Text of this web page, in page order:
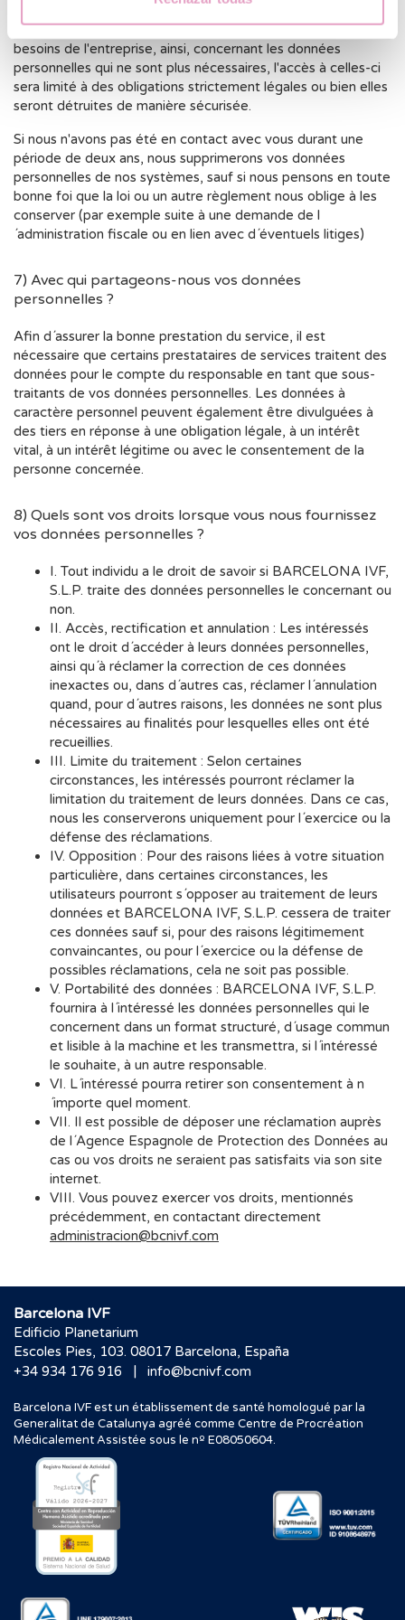
Nos périodes de conservation des données dépendent des
besoins de l'entreprise, ainsi, concernant les données
personnelles qui ne sont plus nécessaires, l'accès à celles-ci
sera limité à des obligations strictement légales ou bien elles
seront détruites de manière sécurisée.
Si nous n'avons pas été en contact avec vous durant une
période de deux ans, nous supprimerons vos données
personnelles de nos systèmes, sauf si nous pensons en toute
bonne foi que la loi ou un autre règlement nous oblige à les
conserver (par exemple suite à une demande de l
´administration fiscale ou en lien avec d´éventuels litiges)
7) Avec qui partageons-nous vos données
personnelles ?
Afin d´assurer la bonne prestation du service, il est
nécessaire que certains prestataires de services traitent des
données pour le compte du responsable en tant que sous-
traitants de vos données personnelles. Les données à
caractère personnel peuvent également être divulguées à
des tiers en réponse à une obligation légale, à un intérêt
vital, à un intérêt légitime ou avec le consentement de la
personne concernée.
8) Quels sont vos droits lorsque vous nous fournissez
vos données personnelles ?
I. Tout individu a le droit de savoir si BARCELONA IVF,
S.L.P. traite des données personnelles le concernant ou
non.
II. Accès, rectification et annulation : Les intéressés
ont le droit d´accéder à leurs données personnelles,
ainsi qu´à réclamer la correction de ces données
inexactes ou, dans d´autres cas, réclamer l´annulation
quand, pour d´autres raisons, les données ne sont plus
nécessaires au finalités pour lesquelles elles ont été
recueillies.
III. Limite du traitement : Selon certaines
circonstances, les intéressés pourront réclamer la
limitation du traitement de leurs données. Dans ce cas,
nous les conserverons uniquement pour l´exercice ou la
défense des réclamations.
IV. Opposition : Pour des raisons liées à votre situation
particulière, dans certaines circonstances, les
utilisateurs pourront s´opposer au traitement de leurs
données et BARCELONA IVF, S.L.P. cessera de traiter
ces données sauf si, pour des raisons légitimement
convaincantes, ou pour l´exercice ou la défense de
possibles réclamations, cela ne soit pas possible.
V. Portabilité des données : BARCELONA IVF, S.L.P.
fournira à l´intéressé les données personnelles qui le
concernent dans un format structuré, d´usage commun
et lisible à la machine et les transmettra, si l´intéressé
le souhaite, à un autre responsable.
VI. L´intéressé pourra retirer son consentement à n
´importe quel moment.
VII. Il est possible de déposer une réclamation auprès
de l´Agence Espagnole de Protection des Données au
cas ou vos droits ne seraient pas satisfaits via son site
internet.
VIII. Vous pouvez exercer vos droits, mentionnés
précédemment, en contactant directement
administracion@bcnivf.com
Barcelona IVF
Edificio Planetarium
Escoles Pies, 103. 08017 Barcelona, España
+34 934 176 916
| info@bcnivf.com
Barcelona IVF est un établissement de santé homologué par la
Generalitat de Catalunya agréé comme Centre de Procréation
Médicalement Assistée sous le nº E08050604.